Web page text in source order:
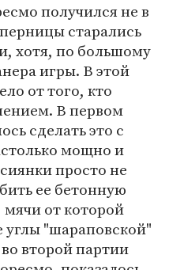
получился не в
старались
хотя, по большому
игры. В этой
от того, кто
В первом
сделать это с
мощно и
просто не
ее бетонную
от которой
углы "шараповской"
второй партии